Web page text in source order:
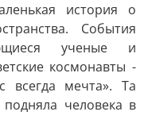
история о
События
ученые и
космонавты -
всегда мечта». Та
человека в